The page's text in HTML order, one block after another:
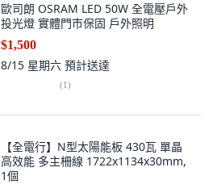
歐司朗 OSRAM LED 50W 全電壓戶外
投光燈 實體門市保固 戶外照明
$1,500
8/15 星期六 預計送達
(1)
【全電行】N型太陽能板 430瓦 單晶
高效能 多主柵線 1722x1134x30mm,
1個